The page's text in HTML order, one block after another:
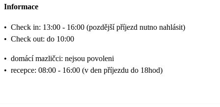
Informace
• Check in: 13:00 - 16:00 (pozdější příjezd nutno nahlásit)
• Check out: do 10:00
• domácí mazličci: nejsou povoleni
• recepce: 08:00 - 16:00 (v den příjezdu do 18hod)